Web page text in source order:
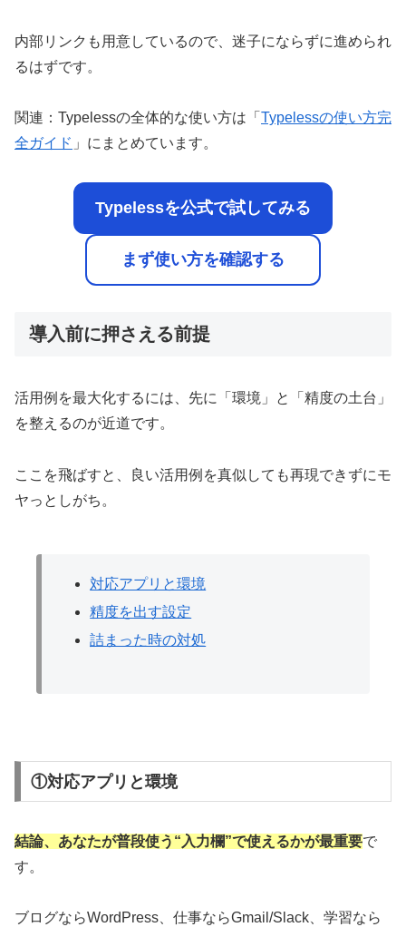
内部リンクも用意しているので、迷子にならずに進められ
るはずです。
関連：Typelessの全体的な使い方は「 Typelessの使い方完
全ガイド 」にまとめています。
Typelessを公式で試してみる
まず使い方を確認する
導入前に押さえる前提
活用例を最大化するには、先に「環境」と「精度の土台」
を整えるのが近道です。
ここを飛ばすと、良い活用例を真似しても再現できずにモ
ヤっとしがち。
対応アプリと環境
精度を出す設定
詰まった時の対処
①対応アプリと環境
結論、あなたが普段使う“入力欄”で使えるかが最重要で
す。
ブログならWordPress、仕事ならGmail/Slack、学習なら